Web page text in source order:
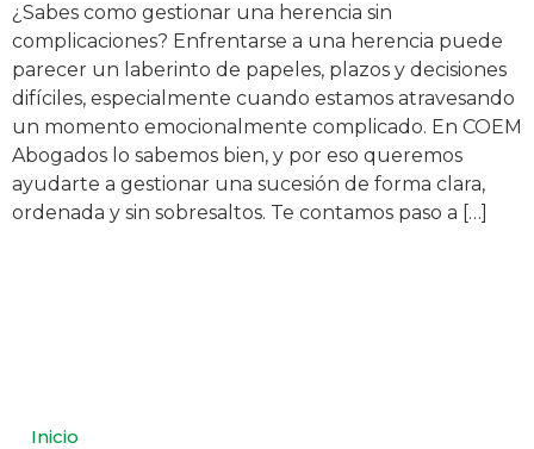
¿Sabes como gestionar una herencia sin
complicaciones? Enfrentarse a una herencia puede
parecer un laberinto de papeles, plazos y decisiones
difíciles, especialmente cuando estamos atravesando
un momento emocionalmente complicado. En COEM
Abogados lo sabemos bien, y por eso queremos
ayudarte a gestionar una sucesión de forma clara,
ordenada y sin sobresaltos. Te contamos paso a […]
Inicio